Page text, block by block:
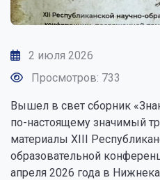
2 июля 2026
Просмотров: 733
Вышел в свет сборник
по-настоящему значимый
материалы XIII
образовательной
апреля 2026 года в